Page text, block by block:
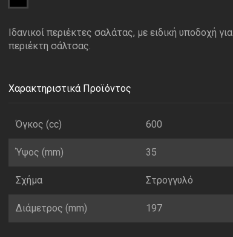
Ιδανικοί περιέκτες σαλάτας, με ειδική υποδοχή για
περιέκτη σάλτσας.
Χαρακτηριστικά Προϊόντος
Όγκος (cc) 600
Ύψος (mm) 35
Σχήμα Στρογγυλό
Διάμετρος (mm) 197